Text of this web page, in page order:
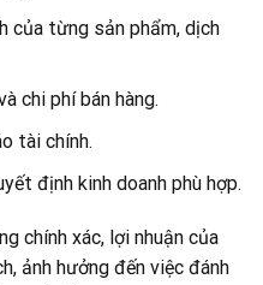
của từng sản phẩm, dịch
chi phí bán hàng.
tài chính.
định kinh doanh phù hợp.
chính xác, lợi nhuận của
ảnh hưởng đến việc đánh